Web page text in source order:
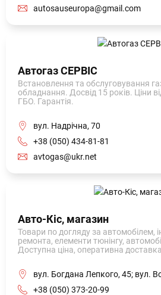
autosauseuropa@gmail.com
Автогаз СЕРВІС
Встановлення та обслуговування
обладнання. Досвід 15 років. Ціни
ГБО. Гарантія.
вул. Надрічна, 70
+38 (050) 434-81-81
avtogas@ukr.net
Авто-Кіс, магазин
Товари по догляду за автомобілем,
ремонта, елементи тюнінгу,
Доступна ціна, оперативна
вул. Богдана Лепкого, 45; вул.
+38 (050) 373-20-99